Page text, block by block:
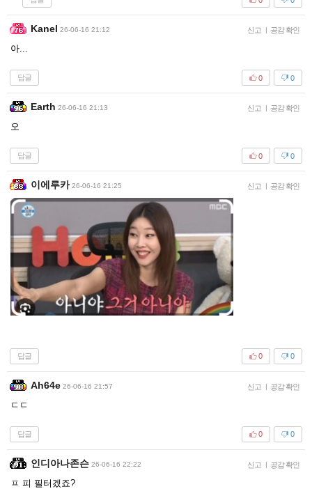
Kanel 26-06-16 21:12 신고 | 공감 확인
아...
답글 0
0
Earth 26-06-16 21:13 신고 | 공감 확인
오
답글 0
0
이에루카 26-06-16 21:25 신고 | 공감 확인
답글 0
0
Ah64e 26-06-16 21:57 신고 | 공감 확인
ㄷㄷ
답글 0
0
인디아나존슨 26-06-16 22:22 신고 | 공감 확인
ㅍ 피 필터겠죠?